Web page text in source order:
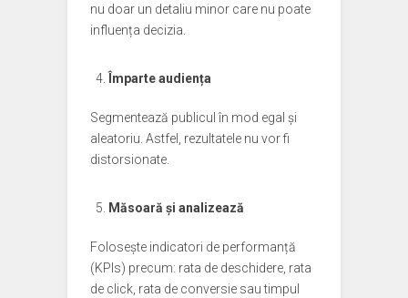
nu doar un detaliu minor care nu poate
influența decizia.
Împarte audiența
Segmentează publicul în mod egal și
aleatoriu. Astfel, rezultatele nu vor fi
distorsionate.
Măsoară și analizează
Folosește indicatori de performanță
(KPIs) precum: rata de deschidere, rata
de click, rata de conversie sau timpul